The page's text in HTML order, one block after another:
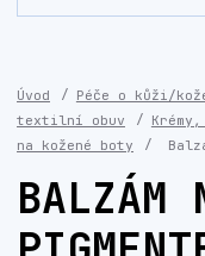
Úvod Péče o kůži/
textilní obuv
na kožené boty